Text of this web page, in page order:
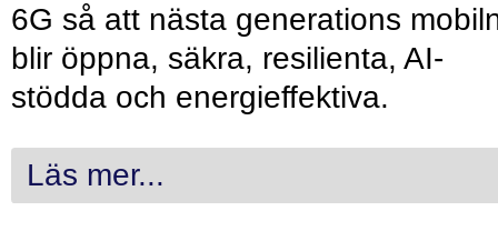
6G så att nästa generations
blir öppna, säkra, resilienta, AI-
stödda och energieffektiva.
Läs mer...